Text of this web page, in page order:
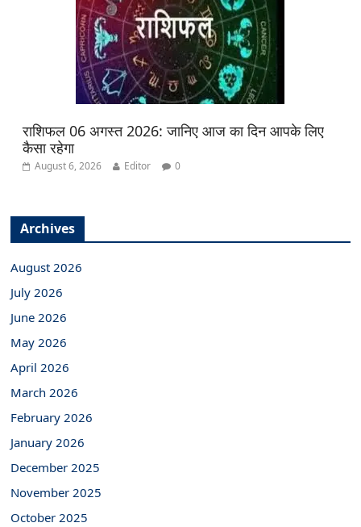
राशिफल 06 अगस्त 2026: जानिए आज का दिन आपके लिए
कैसा रहेगा
August 6, 2026 Editor 0
Archives
August 2026
July 2026
June 2026
May 2026
April 2026
March 2026
February 2026
January 2026
December 2025
November 2025
October 2025